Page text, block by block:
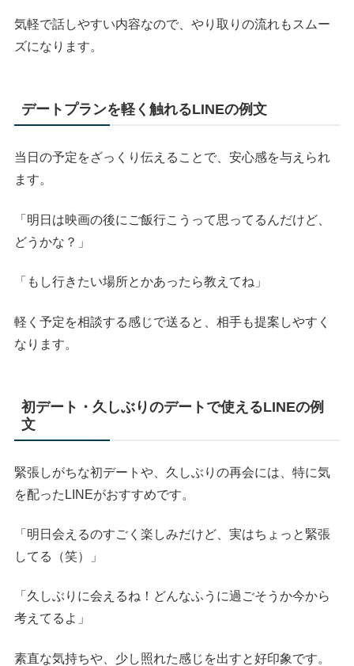
気軽で話しやすい内容なので、やり取りの流れもスムー
ズになります。
デートプランを軽く触れるLINEの例文
当日の予定をざっくり伝えることで、安心感を与えられ
ます。
「明日は映画の後にご飯行こうって思ってるんだけど、
どうかな？」
「もし行きたい場所とかあったら教えてね」
軽く予定を相談する感じで送ると、相手も提案しやすく
なります。
初デート・久しぶりのデートで使えるLINEの例
文
緊張しがちな初デートや、久しぶりの再会には、特に気
を配ったLINEがおすすめです。
「明日会えるのすごく楽しみだけど、実はちょっと緊張
してる（笑）」
「久しぶりに会えるね！どんなふうに過ごそうか今から
考えてるよ」
素直な気持ちや、少し照れた感じを出すと好印象です。